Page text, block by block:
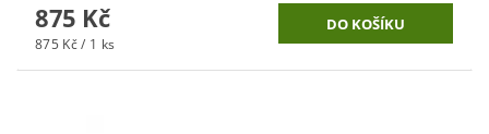
875 Kč
875 Kč / 1 ks